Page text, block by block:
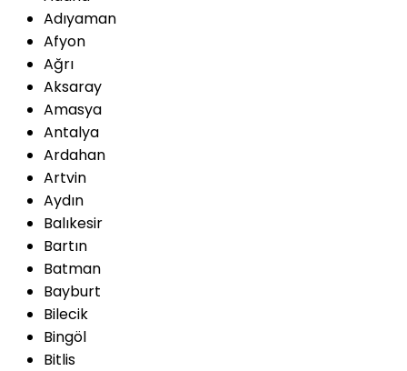
Adıyaman
Afyon
Ağrı
Aksaray
Amasya
Antalya
Ardahan
Artvin
Aydın
Balıkesir
Bartın
Batman
Bayburt
Bilecik
Bingöl
Bitlis